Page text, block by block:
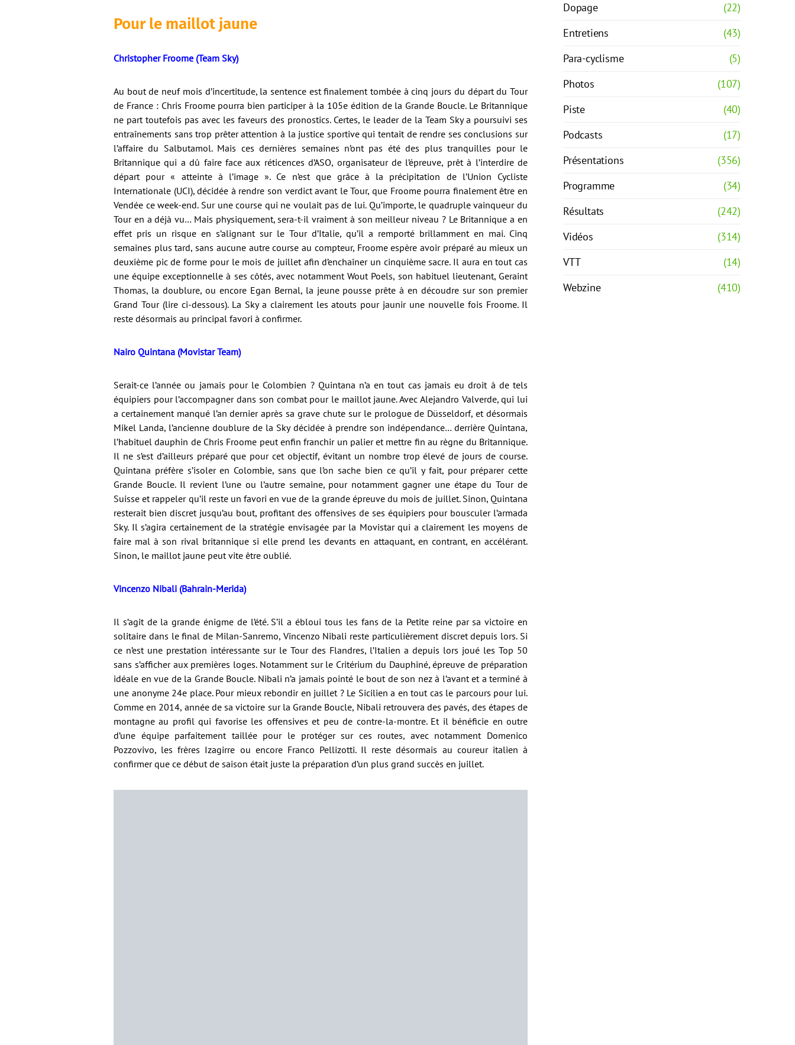
Pour le maillot jaune
Christopher Froome (Team Sky)
Au bout de neuf mois d’incertitude, la sentence est finalement tombée à cinq jours du départ du Tour
de France : Chris Froome pourra bien participer à la 105e édition de la Grande Boucle. Le Britannique
ne part toutefois pas avec les faveurs des pronostics. Certes, le leader de la Team Sky a poursuivi ses
entraînements sans trop prêter attention à la justice sportive qui tentait de rendre ses conclusions sur
l’affaire du Salbutamol. Mais ces dernières semaines n’ont pas été des plus tranquilles pour le
Britannique qui a dû faire face aux réticences d’ASO, organisateur de l’épreuve, prêt à l’interdire de
départ pour « atteinte à l’image ». Ce n’est que grâce à la précipitation de l’Union Cycliste
Internationale (UCI), décidée à rendre son verdict avant le Tour, que Froome pourra finalement être en
Vendée ce week-end. Sur une course qui ne voulait pas de lui. Qu’importe, le quadruple vainqueur du
Tour en a déjà vu… Mais physiquement, sera-t-il vraiment à son meilleur niveau ? Le Britannique a en
effet pris un risque en s’alignant sur le Tour d’Italie, qu’il a remporté brillamment en mai. Cinq
semaines plus tard, sans aucune autre course au compteur, Froome espère avoir préparé au mieux un
deuxième pic de forme pour le mois de juillet afin d’enchaîner un cinquième sacre. Il aura en tout cas
une équipe exceptionnelle à ses côtés, avec notamment Wout Poels, son habituel lieutenant, Geraint
Thomas, la doublure, ou encore Egan Bernal, la jeune pousse prête à en découdre sur son premier
Grand Tour (lire ci-dessous). La Sky a clairement les atouts pour jaunir une nouvelle fois Froome. Il
reste désormais au principal favori à confirmer.
Nairo Quintana (Movistar Team)
Serait-ce l’année ou jamais pour le Colombien ? Quintana n’a en tout cas jamais eu droit à de tels
équipiers pour l’accompagner dans son combat pour le maillot jaune. Avec Alejandro Valverde, qui lui
a certainement manqué l’an dernier après sa grave chute sur le prologue de Düsseldorf, et désormais
Mikel Landa, l’ancienne doublure de la Sky décidée à prendre son indépendance… derrière Quintana,
l’habituel dauphin de Chris Froome peut enfin franchir un palier et mettre fin au règne du Britannique.
Il ne s’est d’ailleurs préparé que pour cet objectif, évitant un nombre trop élevé de jours de course.
Quintana préfère s’isoler en Colombie, sans que l’on sache bien ce qu’il y fait, pour préparer cette
Grande Boucle. Il revient l’une ou l’autre semaine, pour notamment gagner une étape du Tour de
Suisse et rappeler qu’il reste un favori en vue de la grande épreuve du mois de juillet. Sinon, Quintana
resterait bien discret jusqu’au bout, profitant des offensives de ses équipiers pour bousculer l’armada
Sky. Il s’agira certainement de la stratégie envisagée par la Movistar qui a clairement les moyens de
faire mal à son rival britannique si elle prend les devants en attaquant, en contrant, en accélérant.
Sinon, le maillot jaune peut vite être oublié.
Vincenzo Nibali (Bahrain-Merida)
Il s’agit de la grande énigme de l’été. S’il a ébloui tous les fans de la Petite reine par sa victoire en
solitaire dans le final de Milan-Sanremo, Vincenzo Nibali reste particulièrement discret depuis lors. Si
ce n’est une prestation intéressante sur le Tour des Flandres, l’Italien a depuis lors joué les Top 50
sans s’afficher aux premières loges. Notamment sur le Critérium du Dauphiné, épreuve de préparation
idéale en vue de la Grande Boucle. Nibali n’a jamais pointé le bout de son nez à l’avant et a terminé à
une anonyme 24e place. Pour mieux rebondir en juillet ? Le Sicilien a en tout cas le parcours pour lui.
Comme en 2014, année de sa victoire sur la Grande Boucle, Nibali retrouvera des pavés, des étapes de
montagne au profil qui favorise les offensives et peu de contre-la-montre. Et il bénéficie en outre
d’une équipe parfaitement taillée pour le protéger sur ces routes, avec notamment Domenico
Pozzovivo, les frères Izagirre ou encore Franco Pellizotti. Il reste désormais au coureur italien à
confirmer que ce début de saison était juste la préparation d’un plus grand succès en juillet.
Dopage
(22)
Entretiens
(43)
Para-cyclisme
(5)
Photos
(107)
Piste
(40)
Podcasts
(17)
Présentations
(356)
Programme
(34)
Résultats
(242)
Vidéos
(314)
VTT
(14)
Webzine
(410)